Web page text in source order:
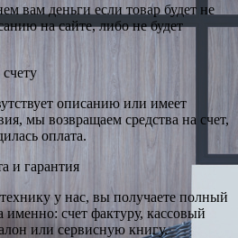
вам деньги если товар будет не
на сайте, либо не будет
описанию или имеет
мы возвращаем средства на счет,
оплата.
и гарантия
у нас, вы получаете полный
именно: счет фактуру, кассовый
или сервисную книгу.